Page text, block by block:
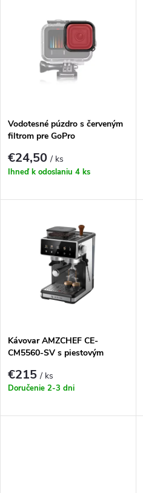
e
p
r
t
o
v
Najpredávanejšie
Abecedne
s
p
r
o
t
o
v
Vodotesné púzdro s červeným
filtrom pre GoPro
€24,50/ ks
Ihneď k odoslaniu 4 ks
Kávovar AMZCHEF CE-
CM5560-SV s piestovým
€215/ ks
Doručenie 2-3 dni